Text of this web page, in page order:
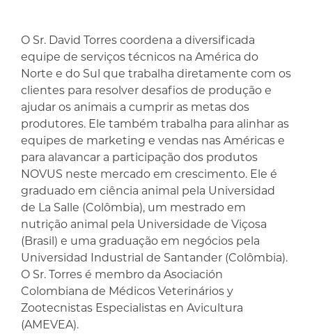
O Sr. David Torres coordena a diversificada
equipe de serviços técnicos na América do
Norte e do Sul que trabalha diretamente com os
clientes para resolver desafios de produção e
ajudar os animais a cumprir as metas dos
produtores. Ele também trabalha para alinhar as
equipes de marketing e vendas nas Américas e
para alavancar a participação dos produtos
NOVUS neste mercado em crescimento. Ele é
graduado em ciência animal pela Universidad
de La Salle (Colômbia), um mestrado em
nutrição animal pela Universidade de Viçosa
(Brasil) e uma graduação em negócios pela
Universidad Industrial de Santander (Colômbia).
O Sr. Torres é membro da Asociación
Colombiana de Médicos Veterinários y
Zootecnistas Especialistas en Avicultura
(AMEVEA).